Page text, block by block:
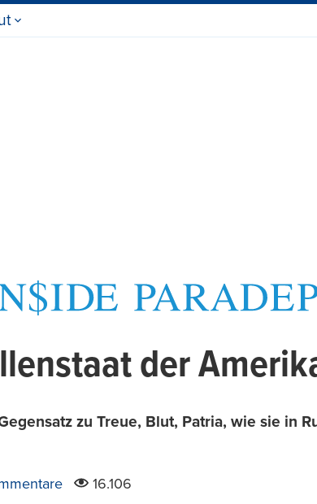
der
zu Treue, Blut, Patria, wie sie in
16.106